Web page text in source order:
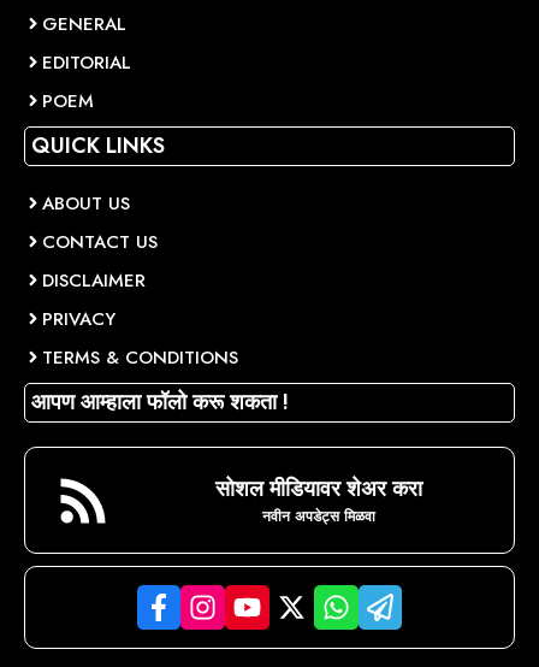
GENERAL
EDITORIAL
POEM
QUICK LINKS
ABOUT US
CONTACT US
DISCLAIMER
PRIVACY
TERMS & CONDITIONS
आपण आम्हाला फॉलो करू शकता !
सोशल मीडियावर शेअर करा
नवीन अपडेट्स मिळवा